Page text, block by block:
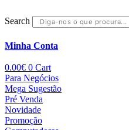
Search
Minha Conta
0.00€ 0 Cart
Para Negócios
Mega Sugestão
Pré Venda
Novidade
Promoção